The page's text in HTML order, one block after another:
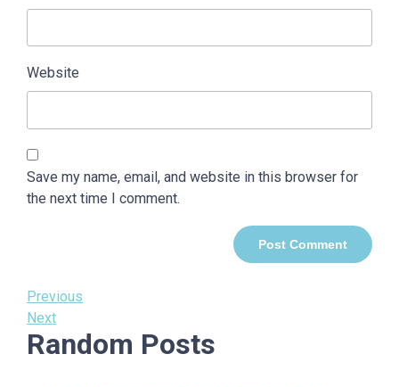
Website
Save my name, email, and website in this browser for
the next time I comment.
Post
navigation
Previous
Post
Previous
Next
Post
Next
Random Posts